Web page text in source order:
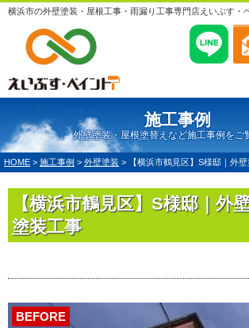
横浜市の外壁塗装・屋根工事・雨漏り工事専門店えいぶす・
施工事例
外壁塗装・屋根塗替えなど施工事例をご
HOME > 施工事例 > 外壁塗装 > 【横浜市鶴見区】S様邸｜外
【横浜市鶴見区】S様邸｜外
塗装工事
BEFORE